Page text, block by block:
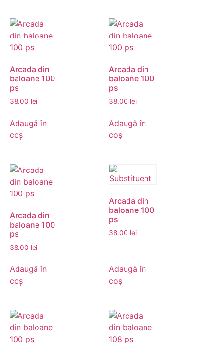
Arcada din
baloane 100
ps
38.00 lei
Adaugă în
coș
Arcada din
baloane 100
ps
38.00 lei
Adaugă în
coș
Arcada din
baloane 100
ps
38.00 lei
Adaugă în
coș
Arcada din
baloane 100
ps
38.00 lei
Adaugă în
coș